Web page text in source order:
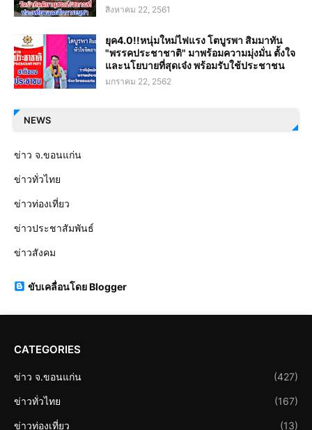
สิงหาคม 22, 2561
ยุค4.0!!หนุ่มใหม่ไฟแรง โตบูรพา สิมมาทัน
"พรรคประชาชาติ" มาพร้อมความมุ่งมั่น ตั้งใจ
และนโยบายที่สุดเจ๋ง พร้อมรับใช้ประชาชน
มกราคม 22, 2562
NEWS
ข่าว จ.ขอนแก่น
ข่าวทั่วไทย
ข่าวท่องเที่ยว
ข่าวประชาสัมพันธ์
ข่าวสังคม
ขับเคลื่อนโดย Blogger
CATEGORIES
ข่าว จ.ขอนแก่น (427)
ข่าวทั่วไทย (167)
ข่าวท่องเที่ยว (13)